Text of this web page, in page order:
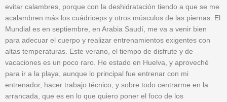
evitar calambres, porque con la deshidratación tiendo a que se me
acalambren más los cuádriceps y otros músculos de las piernas. El
Mundial es en septiembre, en Arabia Saudí, me va a venir bien
para adecuar el cuerpo y realizar entrenamientos exigentes con
altas temperaturas. Este verano, el tiempo de disfrute y de
vacaciones es un poco raro. He estado en Huelva, y aproveché
para ir a la playa, aunque lo principal fue entrenar con mi
entrenador, hacer trabajo técnico, y sobre todo centrarme en la
arrancada, que es en lo que quiero poner el foco de los